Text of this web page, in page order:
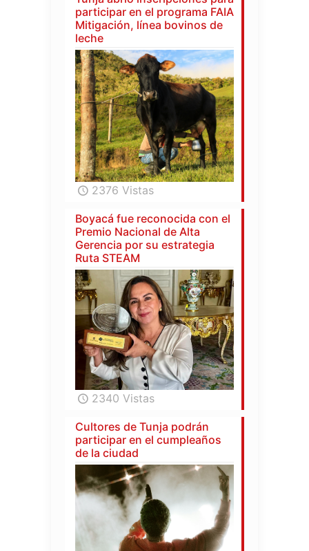
participar en el programa FAIA
Mitigación, línea bovinos de
leche
2376 Vistas
Boyacá fue reconocida con el
Premio Nacional de Alta
Gerencia por su estrategia
Ruta STEAM
2340 Vistas
Cultores de Tunja podrán
participar en el cumpleaños
de la ciudad